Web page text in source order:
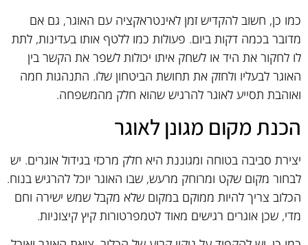
כמו כן, חשוב להקדיש זמן לאינטראקציה עם האוגר, גם אם
מדובר בכמה דקות ביום. פעולות כמו ללטף אותו בעדינות, לתת
לו לחקור את היד או לשחק איתו יכולות לשפר את הקשר בין
האוגר לבעליו ולחזק את תחושת הביטחון שלו. התנהגות חמה
ואוהבת תסייע לאוגר להרגיש שהוא חלק מהמשפחה.
הכנת מקום מגונן לאוגר
יצירת סביבה בטוחה ומגוננת היא חלק מרכזי בגידול אוגרים. יש
לבחור מקום שקט ומרוחק מרעש, שבו האוגר יוכל להרגיש בנוח.
הכלוב צריך להיות ממוקם במקום שלא מקבל שמש ישירה וחם
מדי, שכן אוגרים רגישים מאוד לטמפרטורות קיץ קיצוניות.